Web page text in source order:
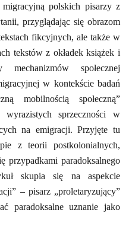
polskich pisarzy z
przyglądając się obrazom
fikcyjnych, ale także w
tekstów z okładek książek i
społecznej
w kontekście badań
mobilnością społeczną”
sprzeczności w
na emigracji. Przyjęte tu
z teorii postkolonialnych,
przypadkami paradoksalnego
skupia się na aspekcie
– pisarz „proletaryzujący”
paradoksalne uznanie jako